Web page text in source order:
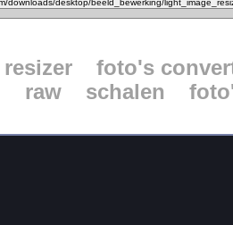
resizer
foto's
raw schalen